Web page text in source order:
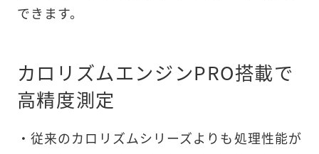
できます。
カロリズムエンジンPRO搭載で
高精度測定
・従来のカロリズムシリーズよりも処理性能が